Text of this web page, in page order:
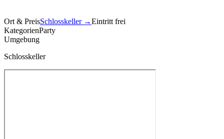
Ort & PreisSchlosskeller→Eintritt frei
KategorienParty
Umgebung
Schlosskeller